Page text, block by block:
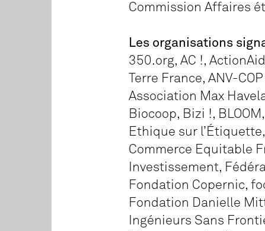
Commission Affaires
Les organisations
350.org, AC !,
Terre France, ANV-
Association Max
Biocoop, Bizi !,
Ethique sur
Commerce Equitable
Investissement,
Fondation Copernic,
Fondation Danielle
Ingénieurs Sans